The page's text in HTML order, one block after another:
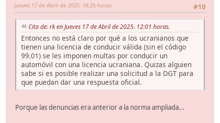
#10
Jueves 17 de Abril de 2025. 18:25 horas.
Cita de: rk en Jueves 17 de Abril de 2025. 12:01 horas.
Entonces no está claro por qué a los ucranianos que
tienen una licencia de conducir válida (sin el código
99.01) se les imponen multas por conducir un
automóvil con una licencia ucraniana. Quizas alguien
sabe si es posible realizar una solicitud a la DGT para
que puedan dar una respuesta oficial.
Porque las denuncias era anterior a la norma ampliada...